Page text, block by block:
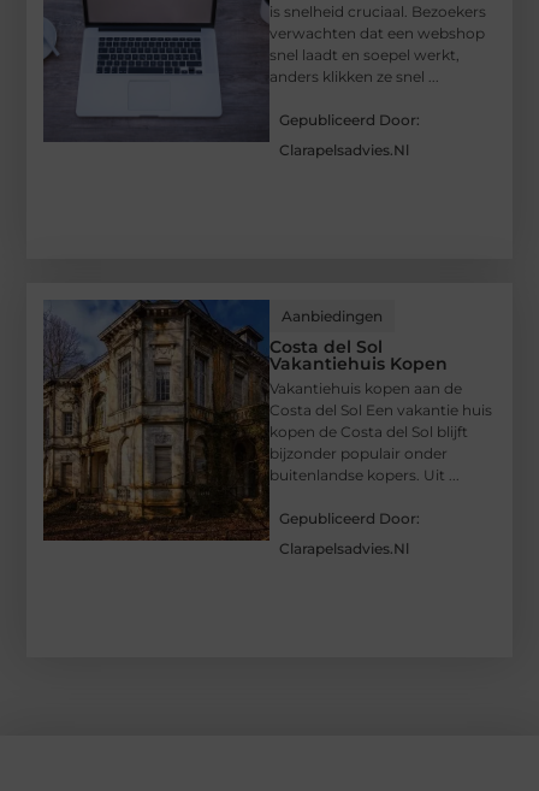
is snelheid cruciaal. Bezoekers
verwachten dat een webshop
snel laadt en soepel werkt,
anders klikken ze snel ...
Gepubliceerd Door:
Clarapelsadvies.nl
Aanbiedingen
Costa del Sol
Vakantiehuis Kopen
Vakantiehuis kopen aan de
Costa del Sol Een vakantie huis
kopen de Costa del Sol blijft
bijzonder populair onder
buitenlandse kopers. Uit ...
Gepubliceerd Door:
Clarapelsadvies.nl